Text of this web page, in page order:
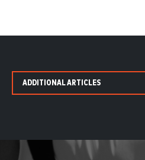
ADDITIONAL ARTICLES